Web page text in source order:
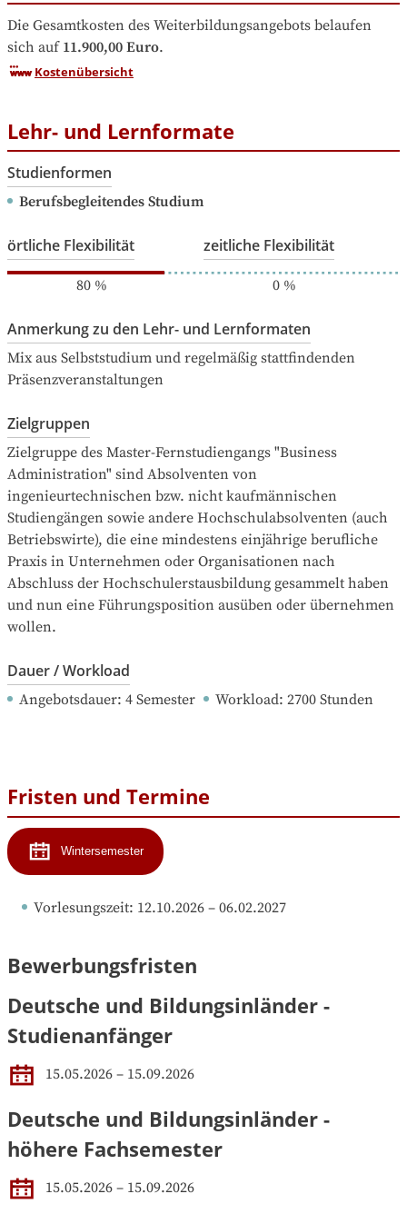
Die Gesamtkosten des Weiterbildungsangebots belaufen
sich auf 11.900,00 Euro.
Kostenübersicht
Lehr- und Lernformate
Studienformen
Berufsbegleitendes Studium
örtliche Flexibilität
80%
zeitliche Flexibilität
0%
Anmerkung zu den Lehr- und Lernformaten
Mix aus Selbststudium und regelmäßig stattfindenden
Präsenzveranstaltungen
Zielgruppen
Zielgruppe des Master-Fernstudiengangs "Business
Administration" sind Absolventen von
ingenieurtechnischen bzw. nicht kaufmännischen
Studiengängen sowie andere Hochschulabsolventen (auch
Betriebswirte), die eine mindestens einjährige berufliche
Praxis in Unternehmen oder Organisationen nach
Abschluss der Hochschulerstausbildung gesammelt haben
und nun eine Führungsposition ausüben oder übernehmen
wollen.
Dauer / Workload
Angebotsdauer: 4 Semester Workload: 2700 Stunden
Fristen und Termine
Wintersemester
Vorlesungszeit: 12.10.2026 – 06.02.2027
Bewerbungsfristen
Deutsche und Bildungsinländer -
Studienanfänger
15.05.2026 – 15.09.2026
Deutsche und Bildungsinländer -
höhere Fachsemester
15.05.2026 – 15.09.2026